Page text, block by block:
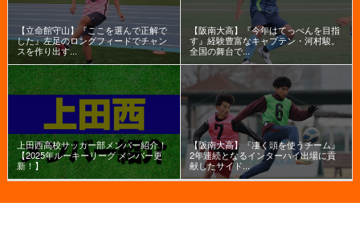
【立命館守山】『ここを選んで正解で
した』左足のロングフィードでチャン
スを作り出す...
【阪南大高】『今年はてっぺんを目指
す』経験豊富なキャプテン・河村駿。
全国の舞台で...
上田西高校サッカー部メンバー紹介！
【2025年ルーキーリーグ メンバー更
新！】
【阪南大高】『凄く頭を使うチーム』
2年連続となるインターハイ出場に貢
献したサイド...